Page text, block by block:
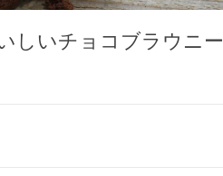
しいチョコブラウニー